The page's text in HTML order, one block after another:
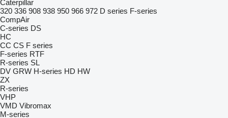
Caterpillar
320 336 908 938 950 966 972 D series F-series
CompAir
C-series DS
HC
CC CS F series
F-series RTF
R-series SL
DV GRW H-series HD HW
ZX
R-series
VHP
VMD Vibromax
M-series